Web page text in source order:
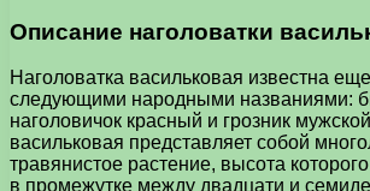
Описание наголоватки
Наголоватка васильковая известна
следующими народными названиями:
наголовичок красный и грозник
васильковая представляет собой
травянистое растение, высота
в промежутке между двадцати и